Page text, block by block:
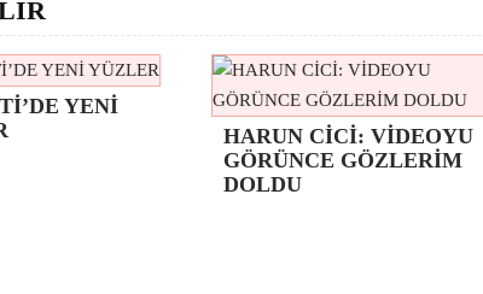
YENİ
HARUN CİCİ: VİDEOYU
GÖRÜNCE GÖZLERİM
DOLDU